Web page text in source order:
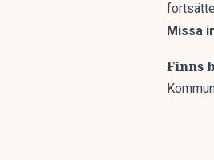
Missa
Finns